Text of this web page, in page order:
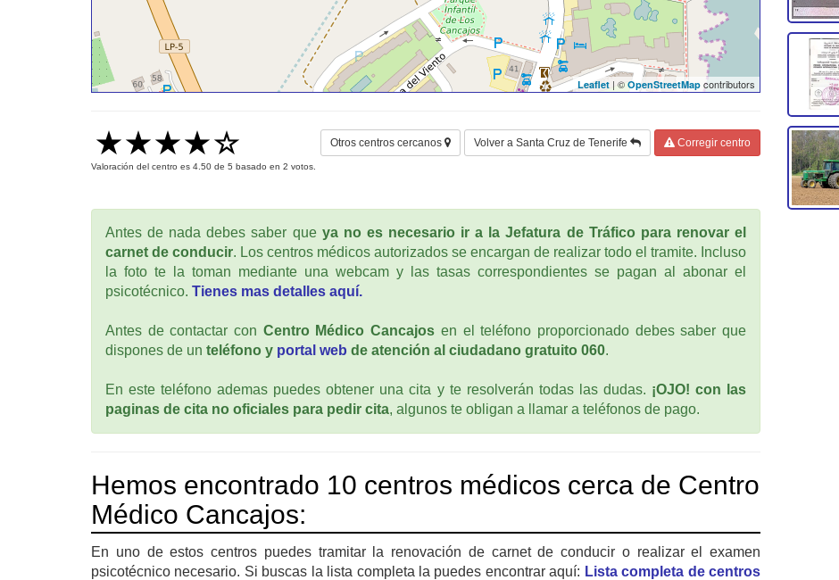
Leaflet | © OpenStreetMap contributors
Valoración del centro es 4.50 de 5 basado en 2 votos.
Otros centros cercanos Volver a Santa Cruz de Tenerife Corregir centro
Antes de nada debes saber que ya no es necesario ir a la Jefatura de Tráfico para renovar el
carnet de conducir. Los centros médicos autorizados se encargan de realizar todo el tramite. Incluso
la foto te la toman mediante una webcam y las tasas correspondientes se pagan al abonar el
psicotécnico. Tienes mas detalles aquí.
Antes de contactar con Centro Médico Cancajos en el teléfono proporcionado debes saber que
dispones de un teléfono y portal web de atención al ciudadano gratuito 060.
En este teléfono ademas puedes obtener una cita y te resolverán todas las dudas. ¡OJO! con las
paginas de cita no oficiales para pedir cita, algunos te obligan a llamar a teléfonos de pago.
Hemos encontrado 10 centros médicos cerca de Centro
Médico Cancajos:
En uno de estos centros puedes tramitar la renovación de carnet de conducir o realizar el examen
psicotécnico necesario. Si buscas la lista completa la puedes encontrar aquí: Lista completa de centros